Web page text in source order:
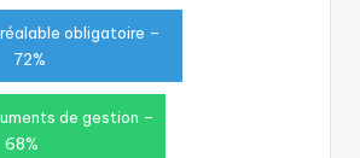
obligatoire –
72%
de gestion –
68%